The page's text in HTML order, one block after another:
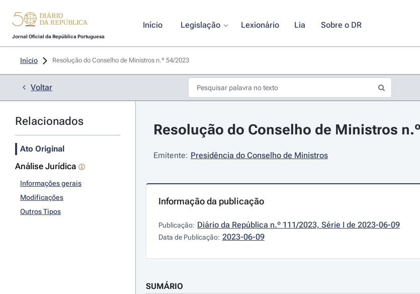
Jornal Oficial da República Portuguesa
Início Legislação Lexionário Lia Sobre o DR
Início Resolução do Conselho de Ministros n.º 54/2023
Voltar
Relacionados
Ato Original
Análise Jurídica
Informações gerais
Modificações
Outros Tipos
Resolução do Conselho de Ministros
Emitente: Presidência do Conselho de Ministros
Informação da publicação
Publicação: Diário da República n.º 111/2023, Série I de 2023-06-09
Data de Publicação: 2023-06-09
SUMÁRIO